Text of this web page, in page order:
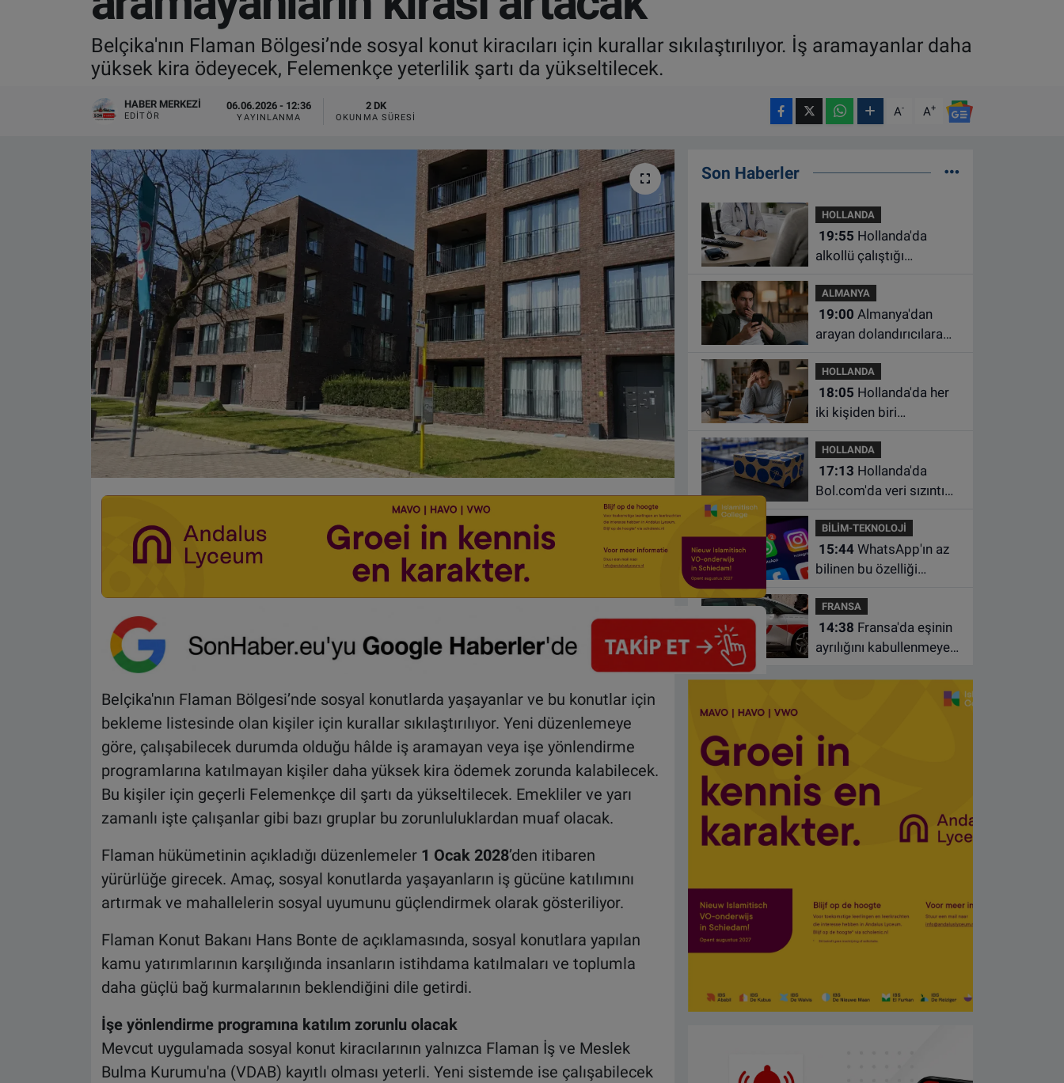
Belçika'nın Flaman Bölgesi’nde sosyal konut kiracıları için kurallar sıkılaştırılıyor. İş aramayanlar daha
yüksek kira ödeyecek, Felemenkçe yeterlilik şartı da yükseltilecek.
HABER MERKEZI
EDITÖR
06.06.2026 - 12:36
YAYINLANMA
2 DK
OKUNMA SÜRESI A- A+
Belçika'nın Flaman Bölgesi’nde sosyal konutlarda yaşayanlar ve bu konutlar için
bekleme listesinde olan kişiler için kurallar sıkılaştırılıyor. Yeni düzenlemeye
göre, çalışabilecek durumda olduğu hâlde iş aramayan veya işe yönlendirme
programlarına katılmayan kişiler daha yüksek kira ödemek zorunda kalabilecek.
Bu kişiler için geçerli Felemenkçe dil şartı da yükseltilecek. Emekliler ve yarı
zamanlı işte çalışanlar gibi bazı gruplar bu zorunluluklardan muaf olacak.
Flaman hükümetinin açıkladığı düzenlemeler 1 Ocak 2028’den itibaren
yürürlüğe girecek. Amaç, sosyal konutlarda yaşayanların iş gücüne katılımını
artırmak ve mahallelerin sosyal uyumunu güçlendirmek olarak gösteriliyor.
Flaman Konut Bakanı Hans Bonte de açıklamasında, sosyal konutlara yapılan
kamu yatırımlarının karşılığında insanların istihdama katılmaları ve toplumla
daha güçlü bağ kurmalarının beklendiğini dile getirdi.
İşe yönlendirme programına katılım zorunlu olacak
Mevcut uygulamada sosyal konut kiracılarının yalnızca Flaman İş ve Meslek
Bulma Kurumu'na (VDAB) kayıtlı olması yeterli. Yeni sistemde ise çalışabilecek
Son Haberler
HOLLANDA
19:55
alkollü çalıştığı
çalışma yasağı
ALMANYA
19:00
arayan dolandırıcılara
HOLLANDA
18:05
iki kişiden biri
HOLLANDA
17:13
Bol.com'da veri sızıntısı:
geçirilmiş olabilir
BİLİM-TEKNOLOJİ
15:44WhatsApp'ın az
bilinen bu özelliği
hale getiriyor
FRANSA
14:38
ayrılığını kabullenmeyen
ALGEMENE VOORWAARDEN
CONTACT
Çerez Politikası